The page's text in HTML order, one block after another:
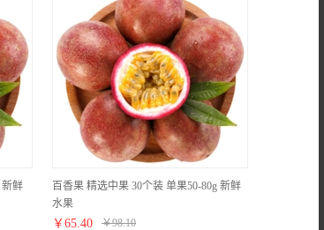
新鲜
百香果 精选中果 30个装 单果50-80g 新鲜
水果
￥ 65.40 ￥98.10